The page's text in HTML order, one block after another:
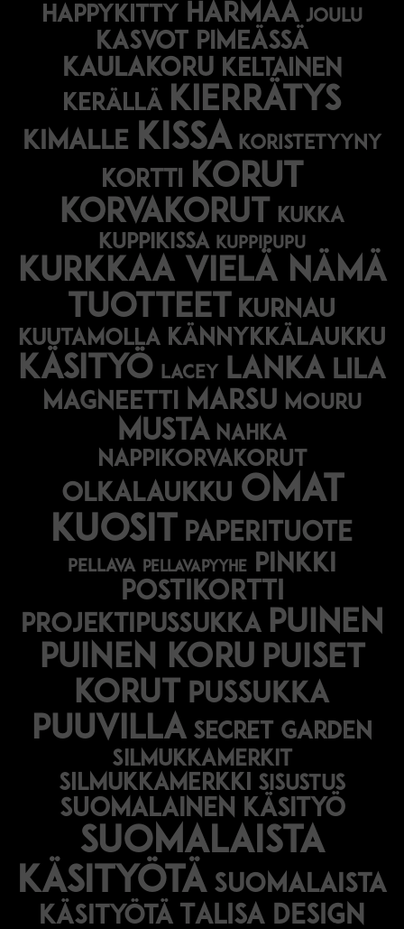
happykitty harmaa joulu
Kasvot pimeässä
kaulakoru keltainen
kerällä kierrätys
kimalle kissa koristetyyny
kortti korut
korvakorut
kukka
kuppikissa kuppipupu
Kurkkaa vielä nämä
tuotteet kurnau
kuutamolla kännykkälaukku
käsityö lacey lanka lila
magneetti marsu mouru
musta nahka
nappikorvakorut
olkalaukku omat
kuosit
paperituote
pellava pellavapyyhe pinkki
postikortti
projektipussukka puinen
puinen koru puiset
korut pussukka
puuvilla secret garden
silmukkamerkit
silmukkamerkki sisustus
suomalainen käsityö
suomalaista
käsityötä suomalaista
käsityötä
Talisa Design